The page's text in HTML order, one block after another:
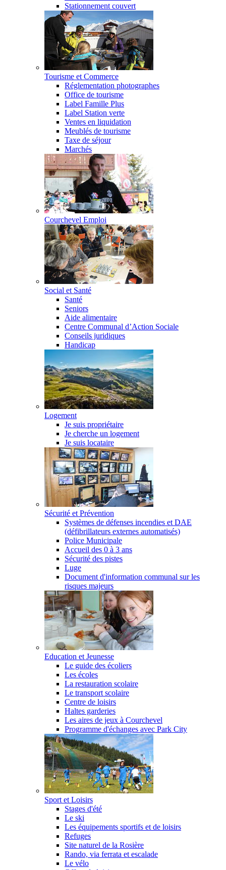
Stationnement couvert
Tourisme et Commerce
Réglementation photographes
Office de tourisme
Label Famille Plus
Label Station verte
Ventes en liquidation
Meublés de tourisme
Taxe de séjour
Marchés
Courchevel Emploi
Social et Santé
Santé
Seniors
Aide alimentaire
Centre Communal d’Action Sociale
Conseils juridiques
Handicap
Logement
Je suis propriétaire
Je cherche un logement
Je suis locataire
Sécurité et Prévention
Systèmes de défenses incendies et DAE
(défibrillateurs externes automatisés)
Police Municipale
Accueil des 0 à 3 ans
Sécurité des pistes
Luge
Document d'information communal sur les
risques majeurs
Education et Jeunesse
Le guide des écoliers
Les écoles
La restauration scolaire
Le transport scolaire
Centre de loisirs
Haltes garderies
Les aires de jeux à Courchevel
Programme d'échanges avec Park City
Sport et Loisirs
Stages d'été
Le ski
Les équipements sportifs et de loisirs
Refuges
Site naturel de la Rosière
Rando, via ferrata et escalade
Le vélo